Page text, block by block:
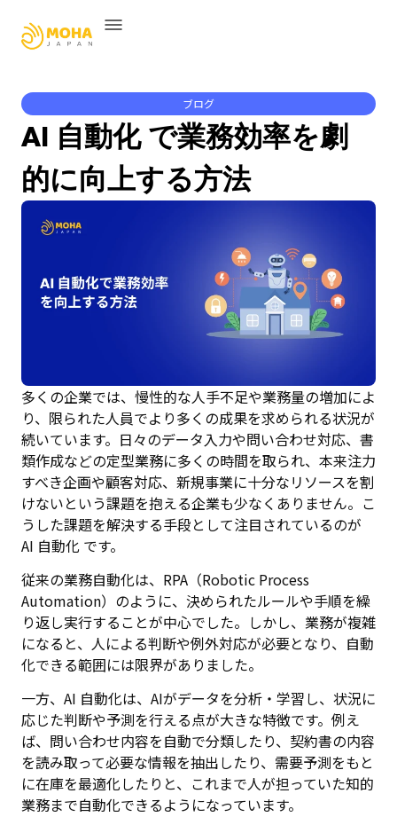
ブログ
AI 自動化 で業務効率を劇
的に向上する方法
多くの企業では、慢性的な人手不足や業務量の増加によ
り、限られた人員でより多くの成果を求められる状況が
続いています。日々のデータ入力や問い合わせ対応、書
類作成などの定型業務に多くの時間を取られ、本来注力
すべき企画や顧客対応、新規事業に十分なリソースを割
けないという課題を抱える企業も少なくありません。こ
うした課題を解決する手段として注目されているのが
AI 自動化 です。
従来の業務自動化は、RPA（Robotic Process
Automation）のように、決められたルールや手順を繰
り返し実行することが中心でした。しかし、業務が複雑
になると、人による判断や例外対応が必要となり、自動
化できる範囲には限界がありました。
一方、AI 自動化は、AIがデータを分析・学習し、状況に
応じた判断や予測を行える点が大きな特徴です。例え
ば、問い合わせ内容を自動で分類したり、契約書の内容
を読み取って必要な情報を抽出したり、需要予測をもと
に在庫を最適化したりと、これまで人が担っていた知的
業務まで自動化できるようになっています。